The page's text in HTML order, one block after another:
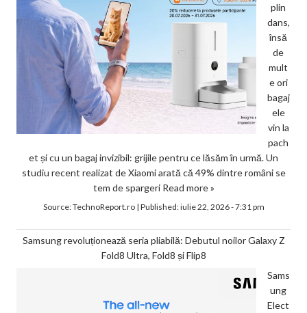
plin
dans,
însă
de
mult
e ori
bagaj
ele
vin la
pach
et și cu un bagaj invizibil: grijile pentru ce lăsăm în urmă. Un
studiu recent realizat de Xiaomi arată că 49% dintre români se
tem de spargeri Read more »
Source:TechnoReport.ro| Published:iulie 22, 2026 - 7:31 pm
Samsung revoluționează seria pliabilă: Debutul noilor Galaxy Z
Fold8 Ultra, Fold8 și Flip8
Sams
ung
Elect